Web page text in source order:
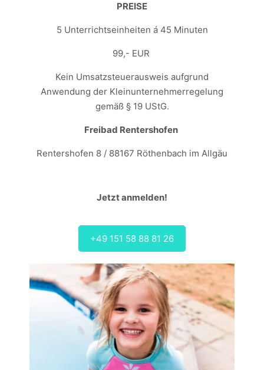
PREISE
5 Unterrichtseinheiten á 45 Minuten
99,- EUR
Kein Umsatzsteuerausweis aufgrund
Anwendung der Kleinunternehmerregelung
gemäß § 19 UStG.
Freibad Rentershofen
Rentershofen 8 / 88167 Röthenbach im Allgäu
Jetzt anmelden!
+49 151 58 88 81 26